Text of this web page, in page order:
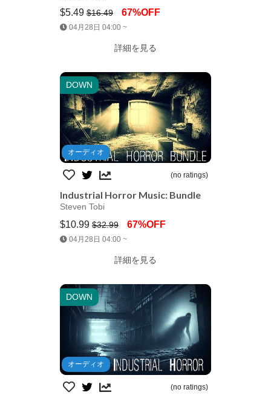
$5.49 $16.49 67%OFF
04月28日 04:00 ~
詳細を見る
DOWN
Jump AssetStore
オーディオ
(no ratings)
Industrial Horror Music: Bundle
Steven Tobi
$10.99 $32.99 67%OFF
04月28日 04:00 ~
詳細を見る
DOWN
Jump AssetStore
オーディオ
(no ratings)